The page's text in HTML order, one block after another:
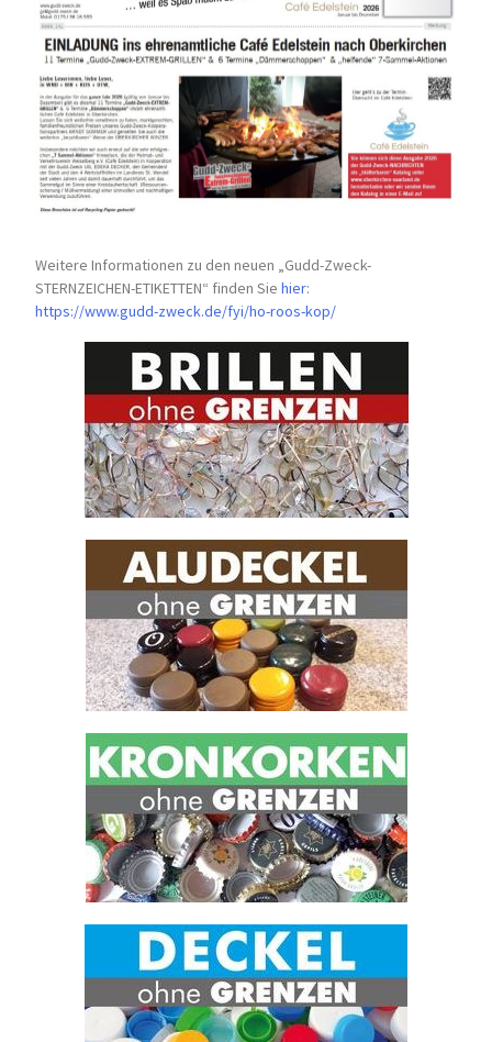
Weitere Informationen zu den neuen „Gudd-Zweck-
STERNZEICHEN-ETIKETTEN“ finden Siehier:
https://www.gudd-zweck.de/fyi/ho-roos-kop/